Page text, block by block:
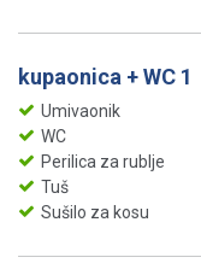
kupaonica + WC 1
Umivaonik
WC
Perilica za rublje
Tuš
Sušilo za kosu